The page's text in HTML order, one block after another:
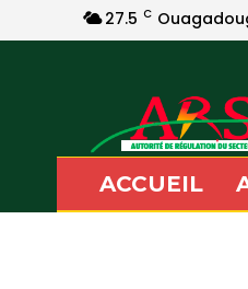
27.5 C
ACCUEIL